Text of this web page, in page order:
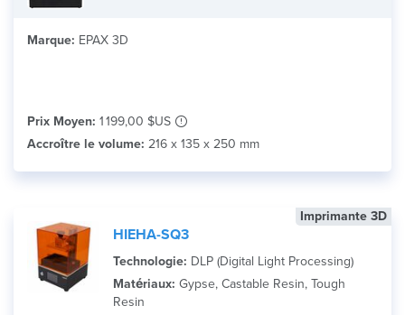
Marque: EPAX 3D
Prix Moyen: 1 199,00 $US
Accroître le volume: 216 x 135 x 250 mm
Imprimante 3D
HIEHA-SQ3
Technologie: DLP (Digital Light Processing)
Matériaux: Gypse, Castable Resin, Tough
Resin